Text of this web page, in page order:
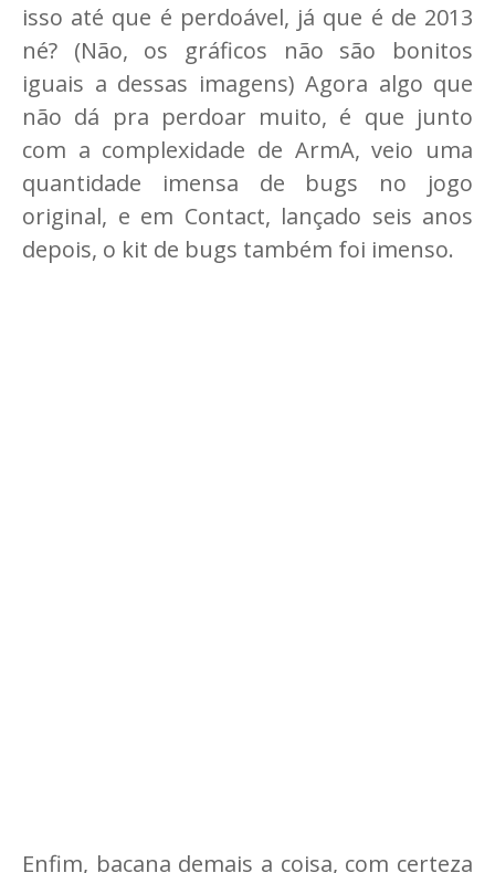
isso até que é perdoável, já que é de 2013
né? (Não, os gráficos não são bonitos
iguais a dessas imagens) Agora algo que
não dá pra perdoar muito, é que junto
com a complexidade de ArmA, veio uma
quantidade imensa de bugs no jogo
original, e em Contact, lançado seis anos
depois, o kit de bugs também foi imenso.
Enfim, bacana demais a coisa, com certeza